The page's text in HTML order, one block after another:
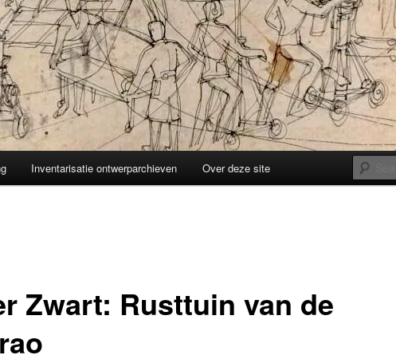
Inventarisatie ontwerparchieven Over deze site
Zwart: Rusttuin van de